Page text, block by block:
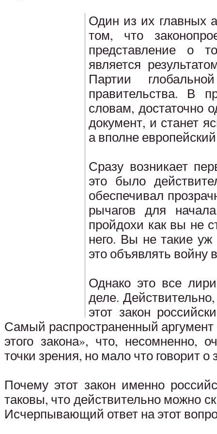
Один из их главных
том, что
представление о
является
Партии
правительства. В
словам, достаточно
документ, и станет
а вполне
Сразу возникает
это было
обеспечивал
рычагов для
пройдохи как вы не
него. Вы не такие
это объявлять войну
Однако это все
деле.
этот закон
Самый распространенный
этого закона», что, несомненно,
точки зрения, но мало что говорит о
Почему этот закон именно
таковы, что действительно можно
Исчерпывающий ответ на этот